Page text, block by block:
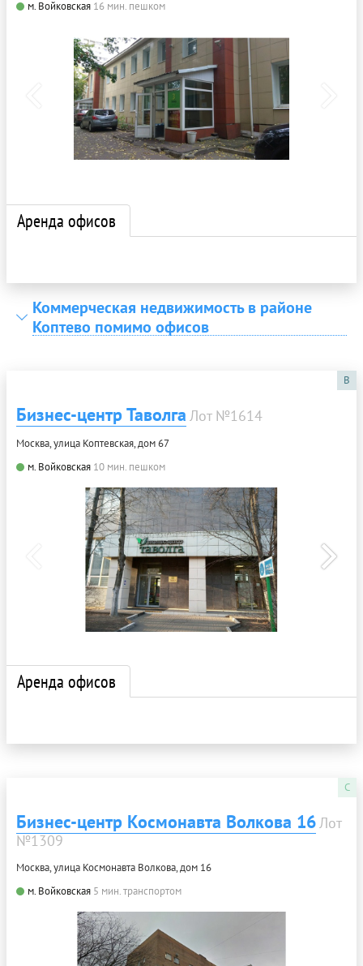
м. Войковская 16 мин. пешком
Аренда офисов
Коммерческая недвижимость в районе
Коптево помимо офисов
B
Бизнес-центр Таволга Лот №1614
Москва, улица Коптевская, дом 67
м. Войковская 10 мин. пешком
Аренда офисов
C
Бизнес-центр Космонавта Волкова 16Лот
№1309
Москва, улица Космонавта Волкова, дом 16
м. Войковская 5 мин. транспортом